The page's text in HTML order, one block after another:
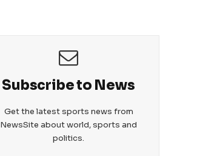
Subscribe to News
Get the latest sports news from
NewsSite about world, sports and
politics.